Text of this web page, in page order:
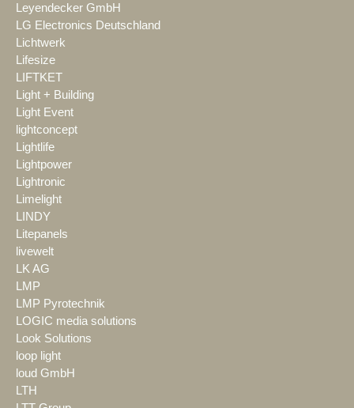
Leyendecker GmbH
LG Electronics Deutschland
Lichtwerk
Lifesize
LIFTKET
Light + Building
Light Event
lightconcept
Lightlife
Lightpower
Lightronic
Limelight
LINDY
Litepanels
livewelt
LK AG
LMP
LMP Pyrotechnik
LOGIC media solutions
Look Solutions
loop light
loud GmbH
LTH